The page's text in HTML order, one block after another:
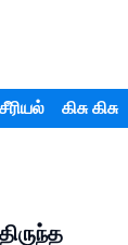
சீரியல் கிசு கிசு